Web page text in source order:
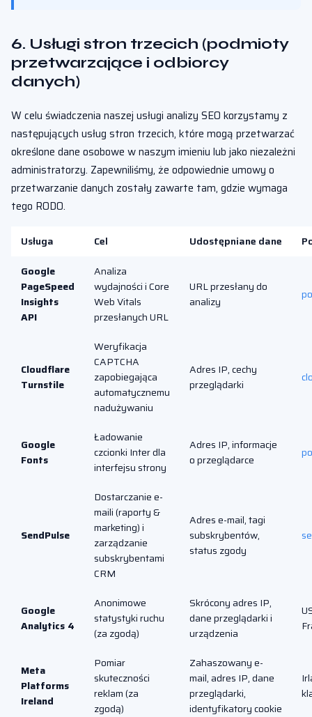
6. Usługi stron trzecich (podmioty
przetwarzające i odbiorcy
danych)
W celu świadczenia naszej usługi analizy SEO korzystamy z
następujących usług stron trzecich, które mogą przetwarzać
określone dane osobowe w naszym imieniu lub jako niezależni
administratorzy. Zapewniliśmy, że odpowiednie umowy o
przetwarzanie danych zostały zawarte tam, gdzie wymaga
tego RODO.
Usługa Cel Udostępniane dane
Google
PageSpeed
Insights
API
Analiza
wydajności i Core
Web Vitals
przesłanych URL
URL przesłany do
analizy
Cloudflare
Turnstile
Weryfikacja
CAPTCHA
zapobiegająca
automatycznemu
nadużywaniu
Adres IP, cechy
przeglądarki
Google
Fonts
Ładowanie
czcionki Inter dla
interfejsu strony
Adres IP, informacje
o przeglądarce
SendPulse
Dostarczanie e-
maili (raporty &
marketing) i
zarządzanie
subskrybentami
CRM
Adres e-mail, tagi
subskrybentów,
status zgody
Google
Analytics 4
Anonimowe
statystyki ruchu
(za zgodą)
Skrócony adres IP,
dane przeglądarki i
urządzenia
Meta
Platforms
Ireland
Pomiar
skuteczności
reklam (za
zgodą)
Zahaszowany e-
mail, adres IP, dane
przeglądarki,
identyfikatory cookie